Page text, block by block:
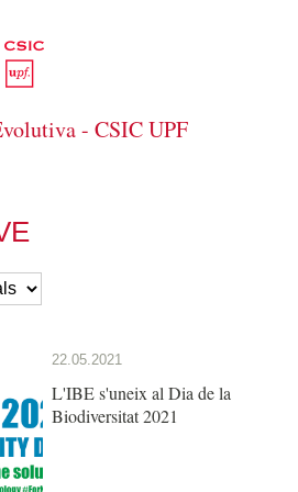
- CSIC UPF
22.05.2021
L'IBE s'uneix al Dia de la
Biodiversitat 2021